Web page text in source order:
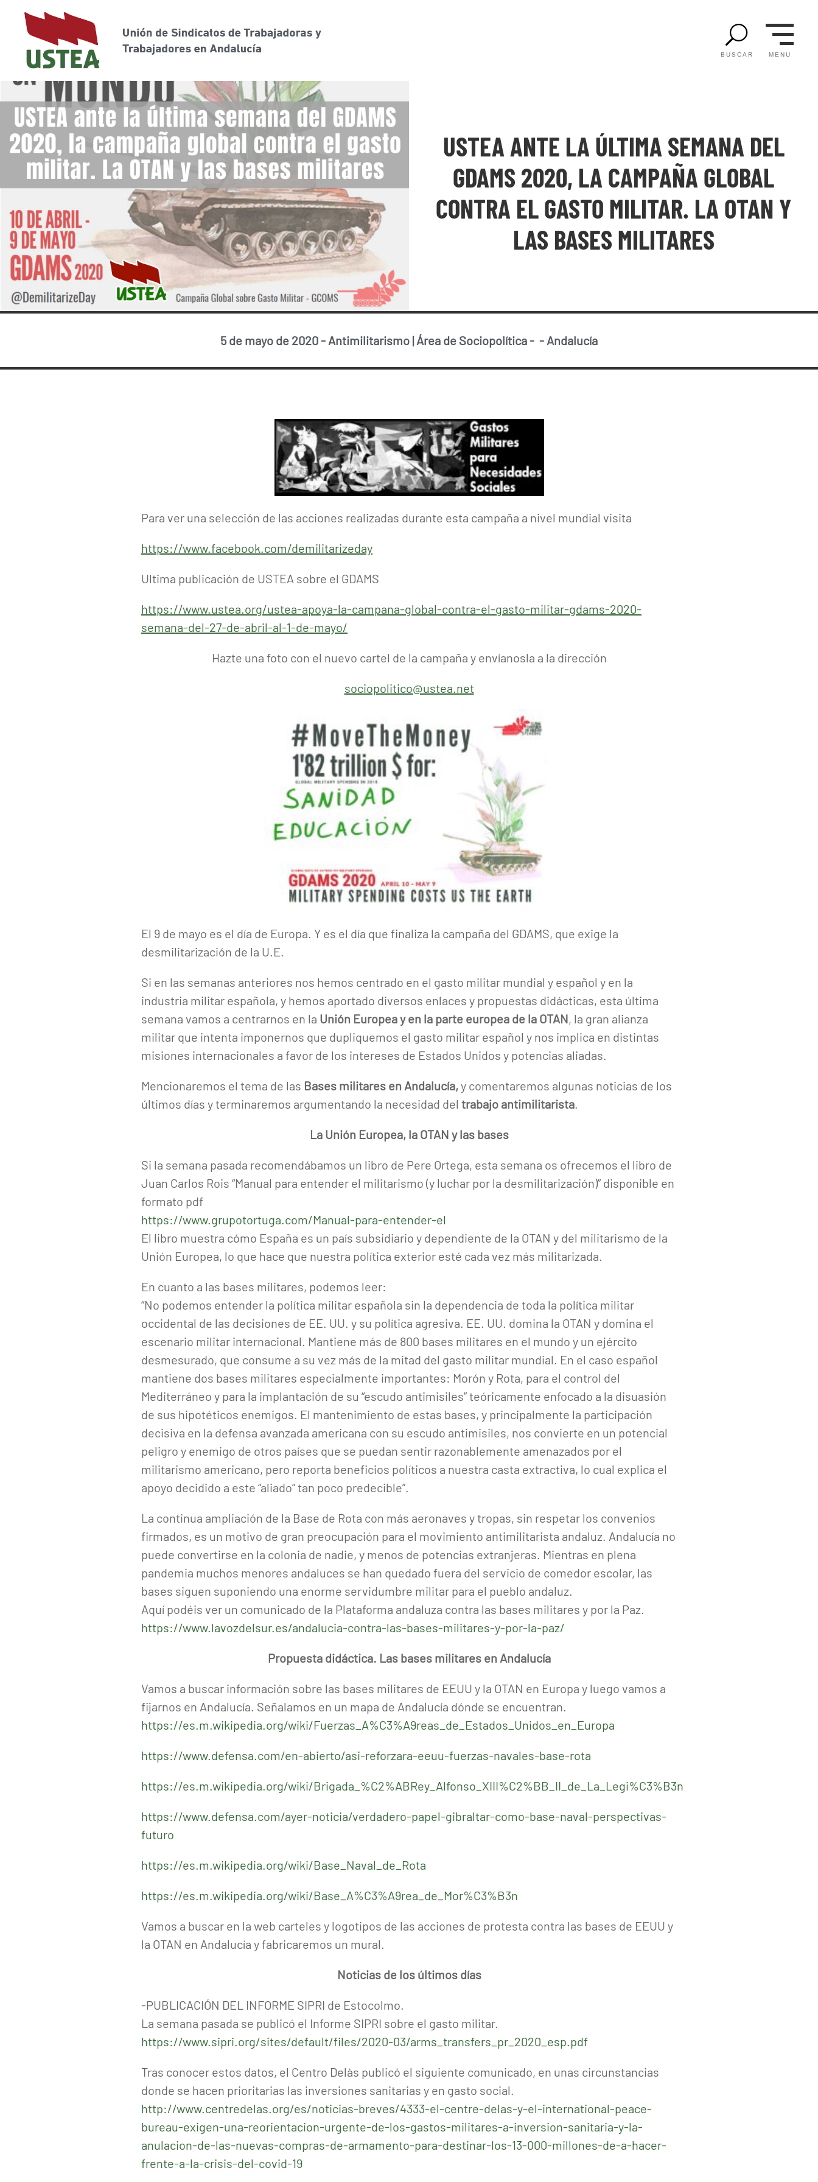
U
BUSCAR MENU
USTEA ANTE LA ÚLTIMA SEMANA DEL
GDAMS 2020, LA CAMPAÑA GLOBAL
CONTRA EL GASTO MILITAR. LA OTAN Y
LAS BASES MILITARES
5 de mayo de 2020- Antimilitarismo |Área de Sociopolítica- - Andalucía
Para ver una selección de las acciones realizadas durante esta campaña a nivel mundial visita
https://www.facebook.com/demilitarizeday
Ultima publicación de USTEA sobre el GDAMS
https://www.ustea.org/ustea-apoya-la-campana-global-contra-el-gasto-militar-gdams-2020-
semana-del-27-de-abril-al-1-de-mayo/
Hazte una foto con el nuevo cartel de la campaña y envíanosla a la dirección
sociopolitico@ustea.net
El 9 de mayo es el día de Europa. Y es el día que finaliza la campaña del GDAMS, que exige la
desmilitarización de la U.E.
Si en las semanas anteriores nos hemos centrado en el gasto militar mundial y español y en la
industria militar española, y hemos aportado diversos enlaces y propuestas didácticas, esta última
semana vamos a centrarnos en la Unión Europea y en la parte europea de la OTAN, la gran alianza
militar que intenta imponernos que dupliquemos el gasto militar español y nos implica en distintas
misiones internacionales a favor de los intereses de Estados Unidos y potencias aliadas.
Mencionaremos el tema de las Bases militares en Andalucía,y comentaremos algunas noticias de los
últimos días y terminaremos argumentando la necesidad del trabajo antimilitarista.
La Unión Europea, la OTAN y las bases
Si la semana pasada recomendábamos un libro de Pere Ortega, esta semana os ofrecemos el libro de
Juan Carlos Rois “Manual para entender el militarismo (y luchar por la desmilitarización)” disponible en
formato pdf
https://www.grupotortuga.com/Manual-para-entender-el
El libro muestra cómo España es un país subsidiario y dependiente de la OTAN y del militarismo de la
Unión Europea, lo que hace que nuestra política exterior esté cada vez más militarizada.
En cuanto a las bases militares, podemos leer:
“No podemos entender la política militar española sin la dependencia de toda la política militar
occidental de las decisiones de EE. UU. y su política agresiva. EE. UU. domina la OTAN y domina el
escenario militar internacional. Mantiene más de 800 bases militares en el mundo y un ejército
desmesurado, que consume a su vez más de la mitad del gasto militar mundial. En el caso español
mantiene dos bases militares especialmente importantes: Morón y Rota, para el control del
Mediterráneo y para la implantación de su “escudo antimisiles” teóricamente enfocado a la disuasión
de sus hipotéticos enemigos. El mantenimiento de estas bases, y principalmente la participación
decisiva en la defensa avanzada americana con su escudo antimisiles, nos convierte en un potencial
peligro y enemigo de otros países que se puedan sentir razonablemente amenazados por el
militarismo americano, pero reporta beneficios políticos a nuestra casta extractiva, lo cual explica el
apoyo decidido a este “aliado” tan poco predecible”.
La continua ampliación de la Base de Rota con más aeronaves y tropas, sin respetar los convenios
firmados, es un motivo de gran preocupación para el movimiento antimilitarista andaluz. Andalucía no
puede convertirse en la colonia de nadie, y menos de potencias extranjeras. Mientras en plena
pandemia muchos menores andaluces se han quedado fuera del servicio de comedor escolar, las
bases siguen suponiendo una enorme servidumbre militar para el pueblo andaluz.
Aquí podéis ver un comunicado de la Plataforma andaluza contra las bases militares y por la Paz.
https://www.lavozdelsur.es/andalucia-contra-las-bases-militares-y-por-la-paz/
Propuesta didáctica. Las bases militares en Andalucía
Vamos a buscar información sobre las bases militares de EEUU y la OTAN en Europa y luego vamos a
fijarnos en Andalucía. Señalamos en un mapa de Andalucía dónde se encuentran.
https://es.m.wikipedia.org/wiki/Fuerzas_A%C3%A9reas_de_Estados_Unidos_en_Europa
https://www.defensa.com/en-abierto/asi-reforzara-eeuu-fuerzas-navales-base-rota
https://es.m.wikipedia.org/wiki/Brigada_%C2%ABRey_Alfonso_XIII%C2%BB_II_de_La_Legi%C3%B3n
https://www.defensa.com/ayer-noticia/verdadero-papel-gibraltar-como-base-naval-perspectivas-
futuro
https://es.m.wikipedia.org/wiki/Base_Naval_de_Rota
https://es.m.wikipedia.org/wiki/Base_A%C3%A9rea_de_Mor%C3%B3n
Vamos a buscar en la web carteles y logotipos de las acciones de protesta contra las bases de EEUU y
la OTAN en Andalucía y fabricaremos un mural.
Noticias de los últimos días
-PUBLICACIÓN DEL INFORME SIPRI de Estocolmo.
La semana pasada se publicó el Informe SIPRI sobre el gasto militar.
https://www.sipri.org/sites/default/files/2020-03/arms_transfers_pr_2020_esp.pdf
Tras conocer estos datos, el Centro Delàs publicó el siguiente comunicado, en unas circunstancias
donde se hacen prioritarias las inversiones sanitarias y en gasto social.
http://www.centredelas.org/es/noticias-breves/4333-el-centre-delas-y-el-international-peace-
bureau-exigen-una-reorientacion-urgente-de-los-gastos-militares-a-inversion-sanitaria-y-la-
anulacion-de-las-nuevas-compras-de-armamento-para-destinar-los-13-000-millones-de-a-hacer-
frente-a-la-crisis-del-covid-19